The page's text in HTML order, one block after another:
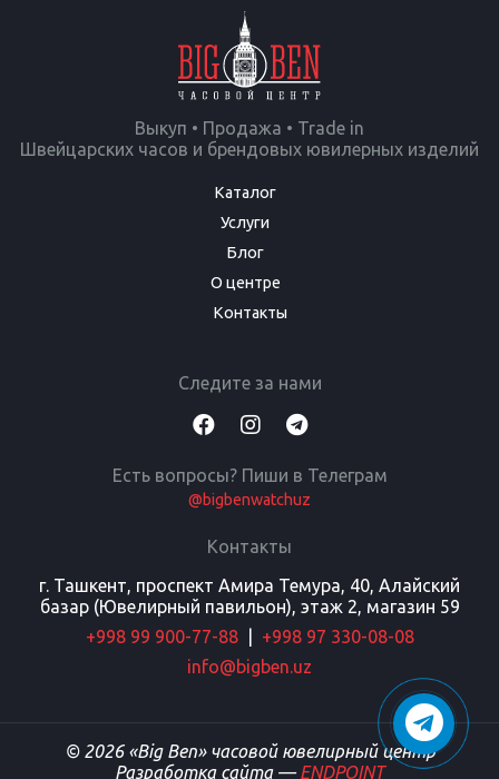
Выкуп • Продажа • Trade in
Швейцарских часов и брендовых ювилерных изделий
Каталог
Услуги
Блог
О центре
Контакты
Следите за нами
Есть вопросы? Пиши в Телеграм
@bigbenwatchuz
Контакты
г. Ташкент, проспект Амира Темура, 40, Алайский
базар (Ювелирный павильон), этаж 2, магазин 59
+998 99 900-77-88
+998 97 330-08-08
info@bigben.uz
© 2026 «Big Ben» часовой ювелирный центр
Разработка сайта —ENDPOINT